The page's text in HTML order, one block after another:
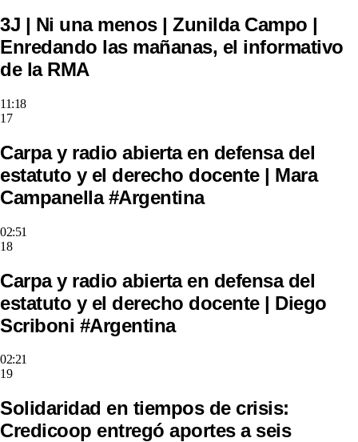
3J | Ni una menos | Zunilda Campo |
Enredando las mañanas, el informativo
de la RMA
11:18
17
Carpa y radio abierta en defensa del
estatuto y el derecho docente | Mara
Campanella #Argentina
02:51
18
Carpa y radio abierta en defensa del
estatuto y el derecho docente | Diego
Scriboni #Argentina
02:21
19
Solidaridad en tiempos de crisis:
Credicoop entregó aportes a seis